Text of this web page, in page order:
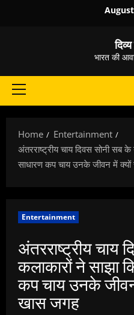
भारत की
Primary
Home
Entertainment
अंतरराष्ट्रीय चाय दिवस सोनी सब
साधारण कप चाय उनके जीवन में
Entertainment
अंतरराष्ट्रीय चाय
कलाकारों ने साझा
कप चाय उनके
खास जगह